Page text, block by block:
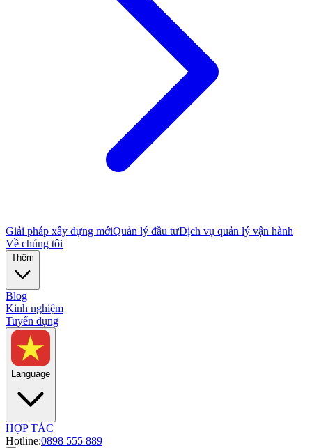
Giải pháp xây dựng mớiQuản lý đầu tưDịch vụ quản lý vận hành
Về chúng tôi
Thêm
Blog
Kinh nghiệm
Tuyển dụng
Language
HỢP TÁC
Hotline:0898 555 889